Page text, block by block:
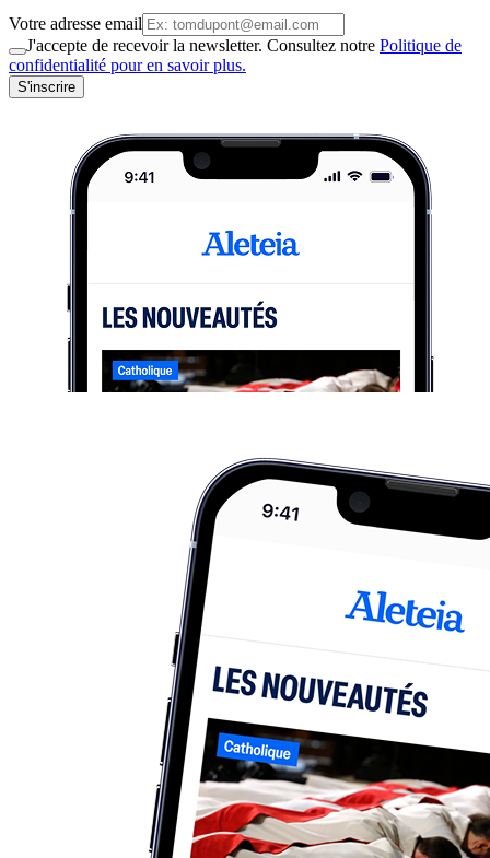
Votre adresse email
J'accepte de recevoir la newsletter. Consultez notre Politique de
confidentialité pour en savoir plus.
S'inscrire